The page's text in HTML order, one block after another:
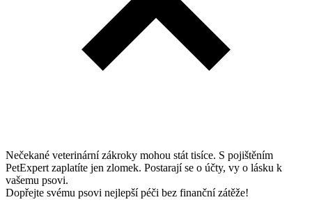
Nečekané veterinární zákroky mohou stát tisíce. S pojištěním
PetExpert zaplatíte jen zlomek. Postarají se o účty, vy o lásku k
vašemu psovi.
Dopřejte svému psovi nejlepší péči bez finanční zátěže!